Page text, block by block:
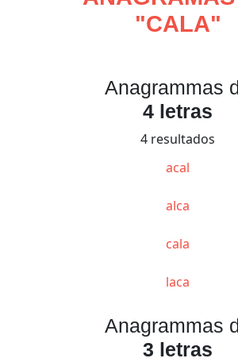
"CALA"
Anagrammas
4 letras
4 resultados
acal
alca
cala
laca
Anagrammas
3 letras